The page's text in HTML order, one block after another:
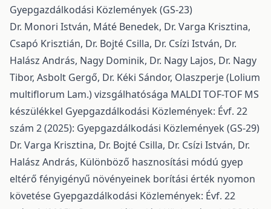
Gyepgazdálkodási Közlemények (GS-23)
Dr. Monori István, Máté Benedek, Dr. Varga Krisztina,
Csapó Krisztián, Dr. Bojté Csilla, Dr. Csízi István, Dr.
Halász András, Nagy Dominik, Dr. Nagy Lajos, Dr. Nagy
Tibor, Asbolt Gergő, Dr. Kéki Sándor, Olaszperje (Lolium
multiflorum Lam.) vizsgálhatósága MALDI TOF-TOF MS
készülékkel Gyepgazdálkodási Közlemények: Évf. 22
szám 2 (2025): Gyepgazdálkodási Közlemények (GS-29)
Dr. Varga Krisztina, Dr. Bojté Csilla, Dr. Csízi István, Dr.
Halász András, Különböző hasznosítási módú gyep
eltérő fényigényű növényeinek borítási érték nyomon
követése Gyepgazdálkodási Közlemények: Évf. 22